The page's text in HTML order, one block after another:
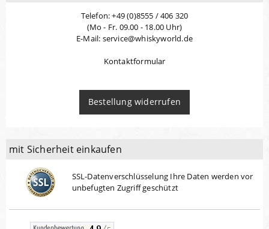
Telefon: +49 (0)8555 / 406 320
(Mo - Fr. 09.00 - 18.00 Uhr)
E-Mail: service@whiskyworld.de
Kontaktformular
Bestellung widerrufen
mit Sicherheit einkaufen
SSL-Datenverschlüsselung Ihre Daten werden vor
unbefugten Zugriff geschützt